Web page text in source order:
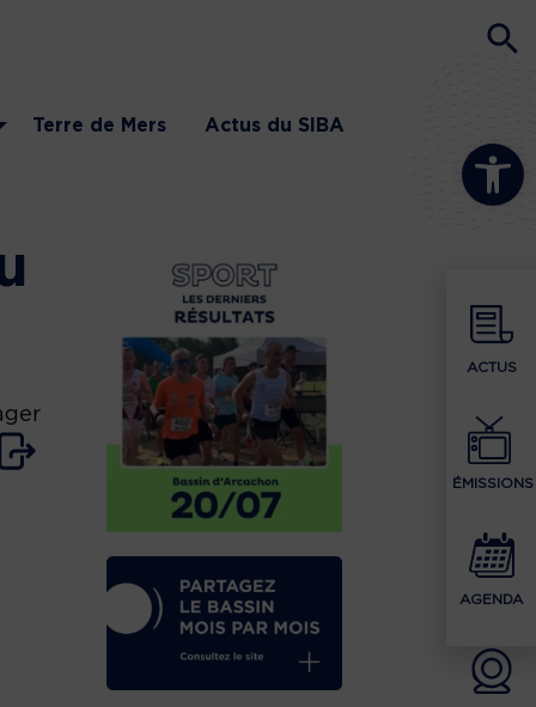
Ouvrir la
ACTUS
ÉMISSIONS
AGENDA
Terre de Mers Actus du SIBA